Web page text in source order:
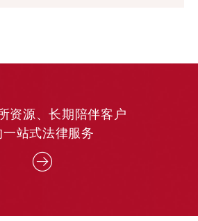
资源、长期陪伴客户
一站式法律服务